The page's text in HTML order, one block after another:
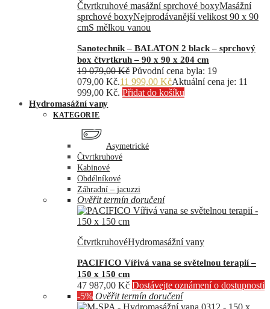
Čtvrtkruhové masážní sprchové boxyMasážní
sprchové boxyNejprodávanější velikost 90 x 90
cmS mělkou vanou
Sanotechnik – BALATON 2 black – sprchový
box čtvrtkruh – 90 x 90 x 204 cm
19 079,00Kč Původní cena byla: 19
079,00 Kč.11 999,00 KčAktuální cena je: 11
999,00 Kč. Přidat do košíku
Hydromasážní vany
KATEGORIE
Asymetrické
Čtvrtkruhové
Kabinové
Obdélníkové
Záhradní – jacuzzi
Ověřit termín doručení
ČtvrtkruhovéHydromasážní vany
PACIFICO Vířivá vana se světelnou terapií –
150 x 150 cm
47 987,00 Kč Dostávejte oznámení o dostupnosti
-5% Ověřit termín doručení